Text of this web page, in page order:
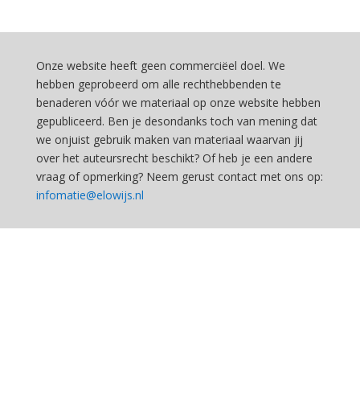
Onze website heeft geen commerciëel doel. We
hebben geprobeerd om alle rechthebbenden te
benaderen vóór we materiaal op onze website hebben
gepubliceerd. Ben je desondanks toch van mening dat
we onjuist gebruik maken van materiaal waarvan jij
over het auteursrecht beschikt? Of heb je een andere
vraag of opmerking? Neem gerust contact met ons op:
infomatie@elowijs.nl